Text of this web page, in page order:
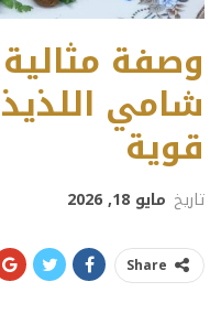
وصفة
شامي
قوية
تاريخ مايو 18, 2026
Share